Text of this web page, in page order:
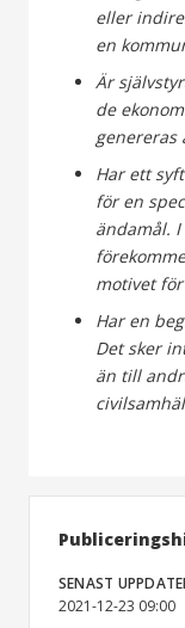
eller
en
Är
de
genereras
Har ett
för en
ändamål.
motivet
Har en
Det sker
än till
SENAST
2021-12-23 09:00